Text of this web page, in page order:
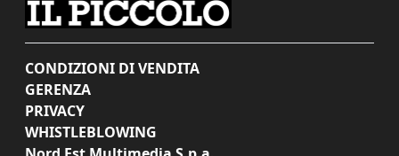
CONDIZIONI DI VENDITA
GERENZA
PRIVACY
WHISTLEBLOWING